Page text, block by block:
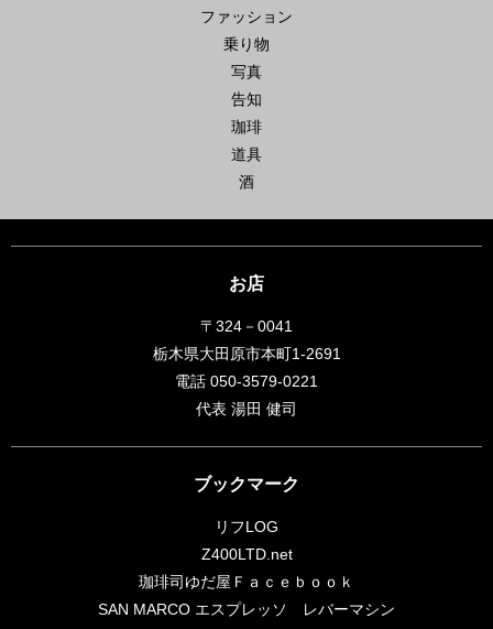
ファッション
乗り物
写真
告知
珈琲
道具
酒
お店
〒324－0041
栃木県大田原市本町1-2691
電話 050-3579-0221
代表 湯田 健司
ブックマーク
リフLOG
Z400LTD.net
珈琲司ゆだ屋Ｆａｃｅｂｏｏｋ
SAN MARCO エスプレッソ レバーマシン